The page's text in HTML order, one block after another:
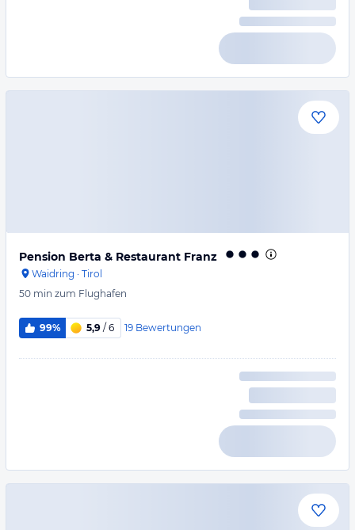
Pension Berta & Restaurant Franz
Waidring · Tirol
50 min zum Flughafen
99% 5,9 / 6 19 Bewertungen